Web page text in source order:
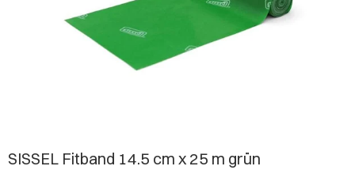
SISSEL Fitband 14.5 cm x 25 m grün